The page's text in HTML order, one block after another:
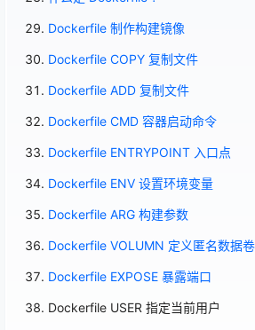
Dockerfile 制作构建镜像
Dockerfile COPY 复制文件
Dockerfile ADD 复制文件
Dockerfile CMD 容器启动命令
Dockerfile ENTRYPOINT 入口点
Dockerfile ENV 设置环境变量
Dockerfile ARG 构建参数
Dockerfile VOLUMN 定义匿名数据卷
Dockerfile EXPOSE 暴露端口
Dockerfile USER 指定当前用户